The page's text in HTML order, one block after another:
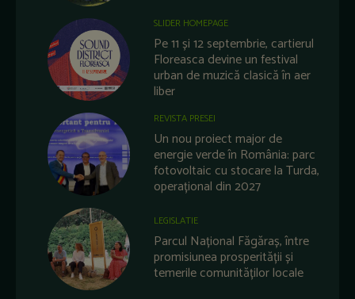
SLIDER HOMEPAGE
Pe 11 și 12 septembrie, cartierul
Floreasca devine un festival
urban de muzică clasică în aer
liber
REVISTA PRESEI
Un nou proiect major de
energie verde în România: parc
fotovoltaic cu stocare la Turda,
operațional din 2027
LEGISLATIE
Parcul Național Făgăraș, între
promisiunea prosperității și
temerile comunităților locale